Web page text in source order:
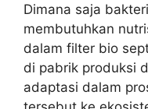
Dimana saja
membutuhkan
dalam filter bio
di pabrik produksi
adaptasi dalam